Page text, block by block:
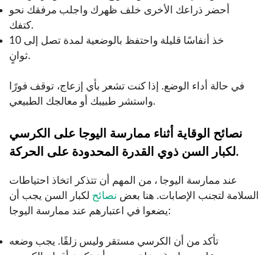
أحضر ذراعك الأخرى خلف ظهرك واجلب مرفقك نحو
كتفك.
خذ أنفاسًا قليلة واحتفظ بالوضعية لمدة تصل إلى 10
ثوانٍ.
في حالة أداء الوضع. إذا كنت تشعر بأي إزعاج، توقف فورًا
واستشر طبيبك أو معالجك الطبيعي.
نصائح الوقاية أثناء ممارسة اليوجا على الكرسي
لكبار السن ذوي القدرة المحدودة على الحركة.
عند ممارسة اليوجا ، من المهم أن تتذكر اتخاذ احتياطات
السلامة لتجنب الإصابات. هنا بعض نصائح لكبار السن يجب أن
يضعوا في اعتبارهم عند ممارسة اليوجا:
تأكد من أن الكرسي مستقر وليس زلقًا. يجب وضعه